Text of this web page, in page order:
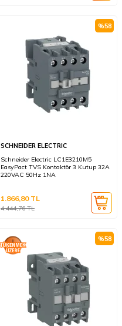
%58
SCHNEIDER ELECTRIC
Schneider Electric LC1E3210M5
EasyPact TVS Kontaktör 3 Kutup 32A
220VAC 50Hz 1NA
4.444,76TL
1.866,80TL
%58